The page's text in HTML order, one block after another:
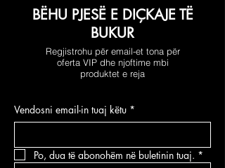
BËHU PJESË E DIÇKAJE TË
BUKUR
Regjistrohu për email-et tona për
oferta VIP dhe njoftime mbi
produktet e reja
Vendosni email-in tuaj këtu *
Po, dua të abonohëm në buletinin tuaj. *